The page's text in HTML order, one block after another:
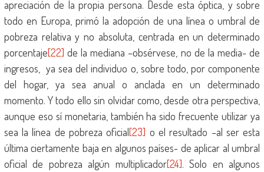
apreciación de la propia persona. Desde esta óptica, y sobre
todo en Europa, primó la adopción de una línea o umbral de
pobreza relativa y no absoluta, centrada en un determinado
porcentaje[22] de la mediana –obsérvese, no de la media- de
ingresos, ya sea del individuo o, sobre todo, por componente
del hogar, ya sea anual o anclada en un determinado
momento. Y todo ello sin olvidar como, desde otra perspectiva,
aunque eso sí monetaria, también ha sido frecuente utilizar ya
sea la línea de pobreza oficial[23] o el resultado –al ser esta
última ciertamente baja en algunos países- de aplicar al umbral
oficial de pobreza algún multiplicador[24]. Solo en algunos